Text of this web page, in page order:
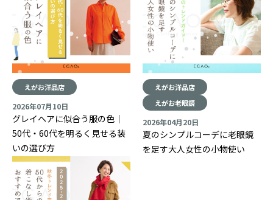
えがお洋品店
2026年07月10日
グレイヘアに似合う服の色｜
50代・60代を明るく見せる装
いの選び方
えがお洋品店
えがお老眼鏡
2026年04月20日
夏のシンプルコーデに老眼鏡
を足す大人女性の小物使い